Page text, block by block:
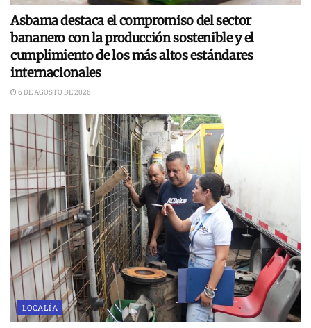
Asbama destaca el compromiso del sector
bananero con la producción sostenible y el
cumplimiento de los más altos estándares
internacionales
6 DE AGOSTO DE 2026
LOCALÍA